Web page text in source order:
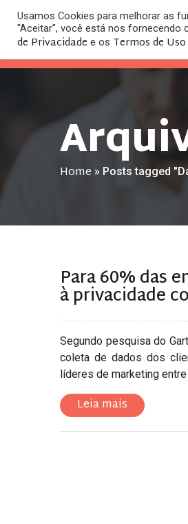
Home » Posts tagged
Para 60% das
à privacidade
Segundo pesquisa do
coleta de dados dos
líderes de marketing
Leia mais
Usamos Cookies para melhorar as
"Aceitar", você está nos
de Privacidade e os Termos de Uso